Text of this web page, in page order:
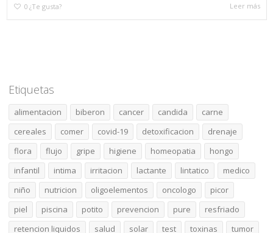
0 ¿Te gusta? Leer más
Etiquetas
alimentacion biberon cancer candida
carne
cereales
comer covid-19 detoxificacion
drenaje
flora
flujo gripe higiene homeopatia
hongo
infantil
intima irritacion lactante lintatico
medico
niño
nutricion oligoelementos oncologo
picor
piel
piscina potito prevencion pure
resfriado
retencion liquidos
salud solar test toxinas
tumor